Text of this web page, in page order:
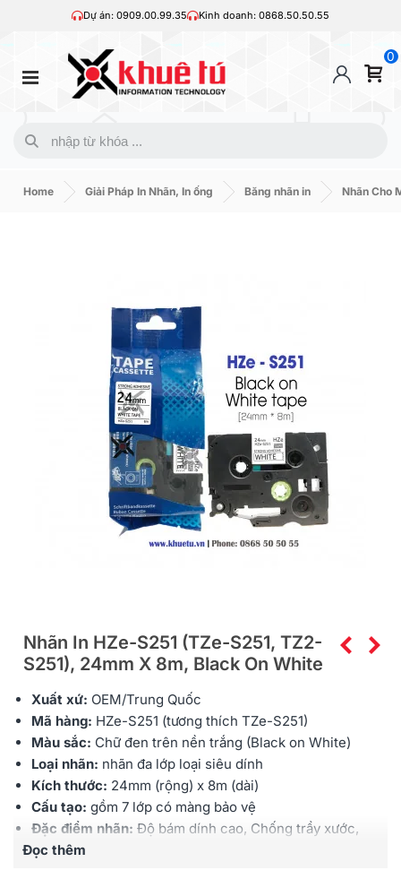
Dự án: 0909.00.99.35 Kinh doanh: 0868.50.50.55
0
Home Giải Pháp In Nhãn, In ống Băng nhãn in Nhãn Cho
Nhãn In HZe-S251 (TZe-S251, TZ2-
S251), 24mm X 8m, Black On White
Xuất xứ: OEM/Trung Quốc
Mã hàng: HZe-S251 (tương thích TZe-S251)
Màu sắc: Chữ đen trên nền trắng (Black on White)
Loại nhãn: nhãn đa lớp loại siêu dính
Kích thước: 24mm (rộng) x 8m (dài)
Cấu tạo: gồm 7 lớp có màng bảo vệ
Đặc điểm nhãn: Độ bám dính cao, Chống trầy xước,
Chịu được hóa chất, Chống thấm nước, Chịu được
Đọc thêm